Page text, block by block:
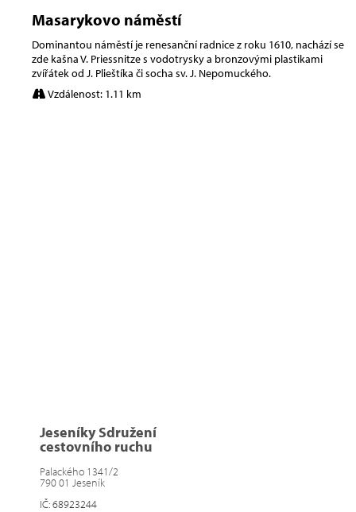
Masarykovo náměstí
Dominantou náměstí je renesanční radnice z roku 1610, nachází se
zde kašna V. Priessnitze s vodotrysky a bronzovými plastikami
zvířátek od J. Plieštíka či socha sv. J. Nepomuckého.
Vzdálenost: 1.11 km
Jeseníky Sdružení
cestovního ruchu
Palackého 1341/2
790 01 Jeseník
IČ: 68923244